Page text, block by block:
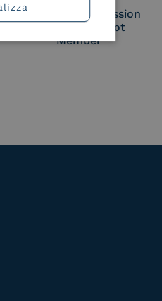
European Commission
Large Scale Pilot
Member